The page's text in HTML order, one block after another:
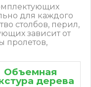
для каждого
столбов, перил,
зависит от
пролетов,
Объемная
дерева